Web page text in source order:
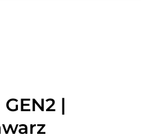
|